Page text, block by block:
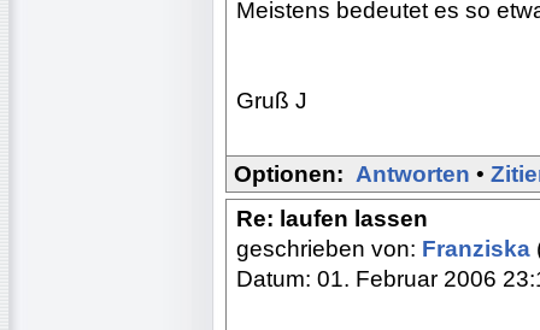
Meistens bedeutet es so
Gruß J
Optionen: Antworten •
Re: laufen lassen
geschrieben von: Franziska
Datum: 01. Februar 2006